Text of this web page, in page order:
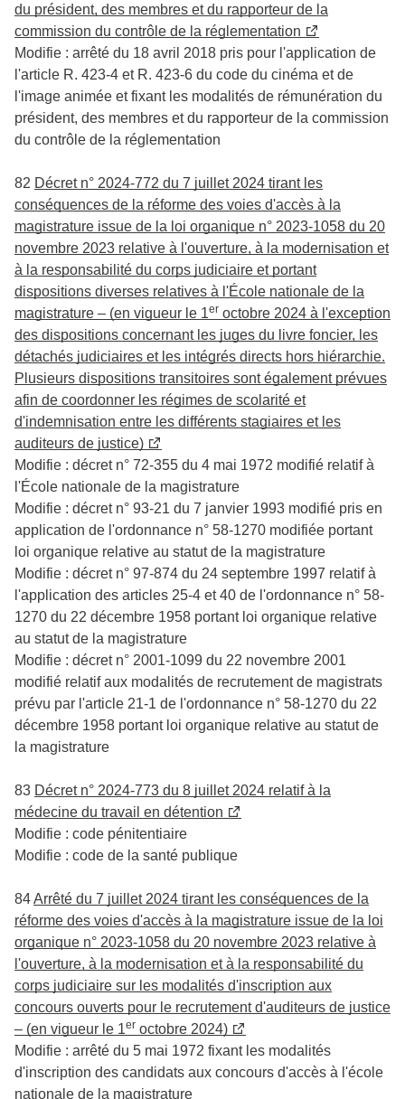
du président, des membres et du rapporteur de la
commission du contrôle de la réglementation
Modifie : arrêté du 18 avril 2018 pris pour l'application de
l'article R. 423-4 et R. 423-6 du code du cinéma et de
l'image animée et fixant les modalités de rémunération du
président, des membres et du rapporteur de la commission
du contrôle de la réglementation
82 Décret n° 2024-772 du 7 juillet 2024 tirant les
conséquences de la réforme des voies d'accès à la
magistrature issue de la loi organique n° 2023-1058 du 20
novembre 2023 relative à l'ouverture, à la modernisation et
à la responsabilité du corps judiciaire et portant
dispositions diverses relatives à l'École nationale de la
magistrature – (en vigueur le 1er octobre 2024 à l'exception
des dispositions concernant les juges du livre foncier, les
détachés judiciaires et les intégrés directs hors hiérarchie.
Plusieurs dispositions transitoires sont également prévues
afin de coordonner les régimes de scolarité et
d'indemnisation entre les différents stagiaires et les
auditeurs de justice)
Modifie : décret n° 72-355 du 4 mai 1972 modifié relatif à
l'École nationale de la magistrature
Modifie : décret n° 93-21 du 7 janvier 1993 modifié pris en
application de l'ordonnance n° 58-1270 modifiée portant
loi organique relative au statut de la magistrature
Modifie : décret n° 97-874 du 24 septembre 1997 relatif à
l'application des articles 25-4 et 40 de l'ordonnance n° 58-
1270 du 22 décembre 1958 portant loi organique relative
au statut de la magistrature
Modifie : décret n° 2001-1099 du 22 novembre 2001
modifié relatif aux modalités de recrutement de magistrats
prévu par l'article 21-1 de l'ordonnance n° 58-1270 du 22
décembre 1958 portant loi organique relative au statut de
la magistrature
83 Décret n° 2024-773 du 8 juillet 2024 relatif à la
médecine du travail en détention
Modifie : code pénitentiaire
Modifie : code de la santé publique
84Arrêté du 7 juillet 2024 tirant les conséquences de la
réforme des voies d'accès à la magistrature issue de la loi
organique n° 2023-1058 du 20 novembre 2023 relative à
l'ouverture, à la modernisation et à la responsabilité du
corps judiciaire sur les modalités d'inscription aux
concours ouverts pour le recrutement d'auditeurs de justice
– (en vigueur le 1er octobre 2024)
Modifie : arrêté du 5 mai 1972 fixant les modalités
d'inscription des candidats aux concours d'accès à l'école
nationale de la magistrature